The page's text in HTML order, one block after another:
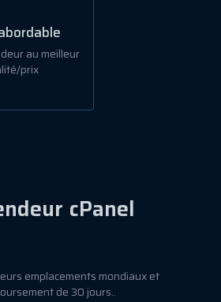
au meilleur
prix
cPanel
emplacements mondiaux et
de 30 jours..